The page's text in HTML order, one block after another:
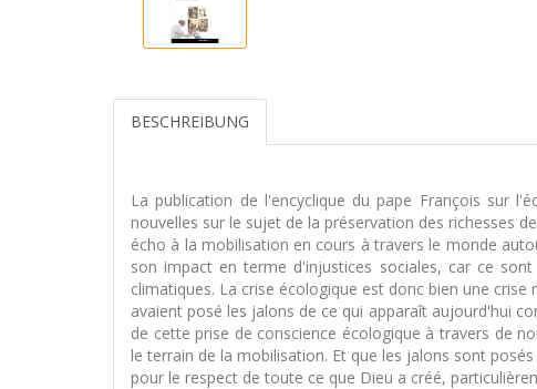
BESCHREIBUNG
La publication de l'encyclique du pape François sur
nouvelles sur le sujet de la préservation des richesses
écho à la mobilisation en cours à travers le monde
son impact en terme d'injustices sociales, car ce
climatiques. La crise écologique est donc bien une
avaient posé les jalons de ce qui apparaît aujourd'hui
de cette prise de conscience écologique à travers de
le terrain de la mobilisation. Et que les jalons sont
pour le respect de toute ce que Dieu a créé,